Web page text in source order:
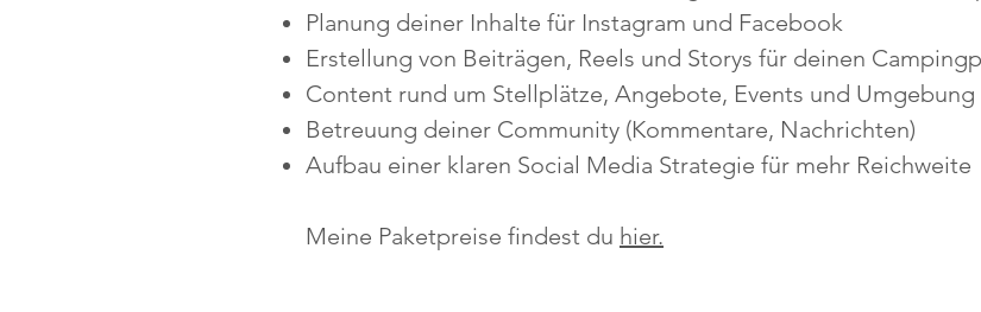
Planung deiner Inhalte für Instagram und Facebook
Erstellung von Beiträgen, Reels und Storys für deinen
Content rund um Stellplätze, Angebote, Events und Umgebung
Betreuung deiner Community (Kommentare, Nachrichten)
Aufbau einer klaren Social Media Strategie für mehr Reichweite
Meine Paketpreise findest du hier.